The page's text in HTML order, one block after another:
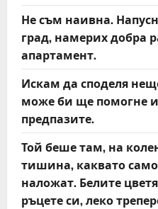
Не съм наивна.
град, намерих добра
апартамент.
Искам да споделя
може би ще помогне и
предпазите.
Той беше там, на
тишина, каквато
наложат. Белите
ръцете си, леко